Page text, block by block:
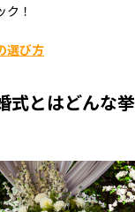
！
選び方
式とはどんな